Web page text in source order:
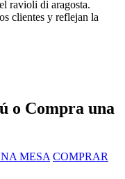
ravioli di aragosta.
clientes y reflejan la
o Compra una
MESA COMPRAR